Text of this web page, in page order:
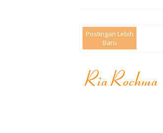
Postingan Lebih
Baru